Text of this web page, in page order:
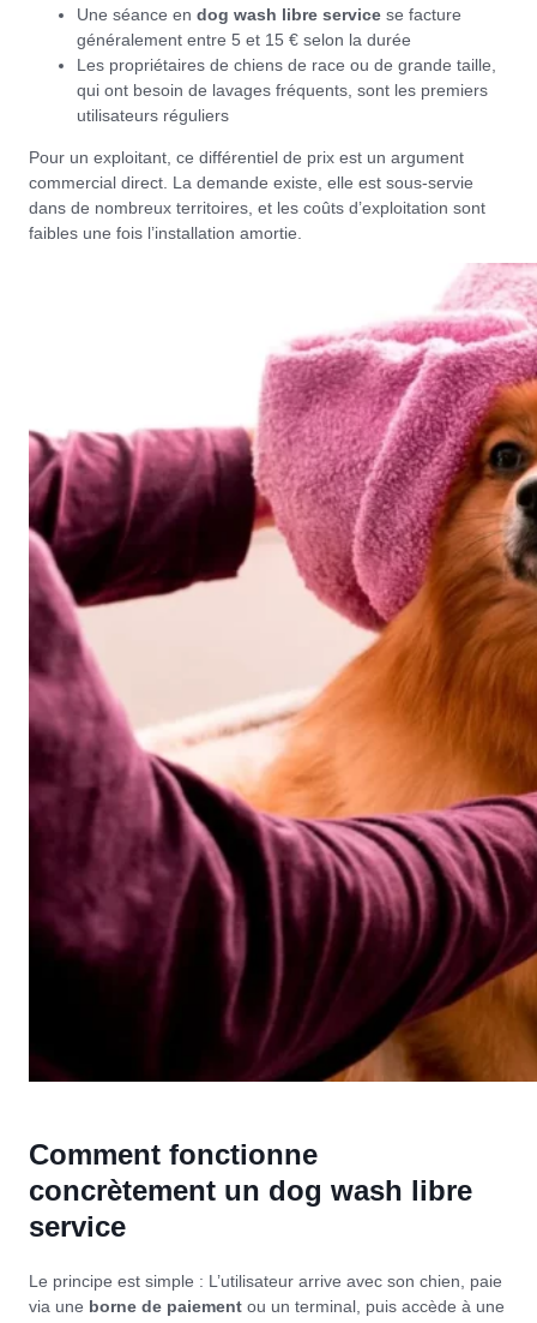
Une séance en dog wash libre service se facture
généralement entre 5 et 15 € selon la durée
Les propriétaires de chiens de race ou de grande taille,
qui ont besoin de lavages fréquents, sont les premiers
utilisateurs réguliers
Pour un exploitant, ce différentiel de prix est un argument
commercial direct. La demande existe, elle est sous-servie
dans de nombreux territoires, et les coûts d’exploitation sont
faibles une fois l’installation amortie.
Comment fonctionne
concrètement un dog wash libre
service
Le principe est simple : L’utilisateur arrive avec son chien, paie
via une borne de paiement ou un terminal, puis accède à une